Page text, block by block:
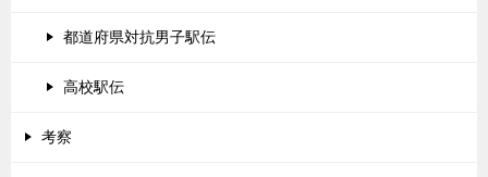
都道府県対抗男子駅伝
高校駅伝
考察